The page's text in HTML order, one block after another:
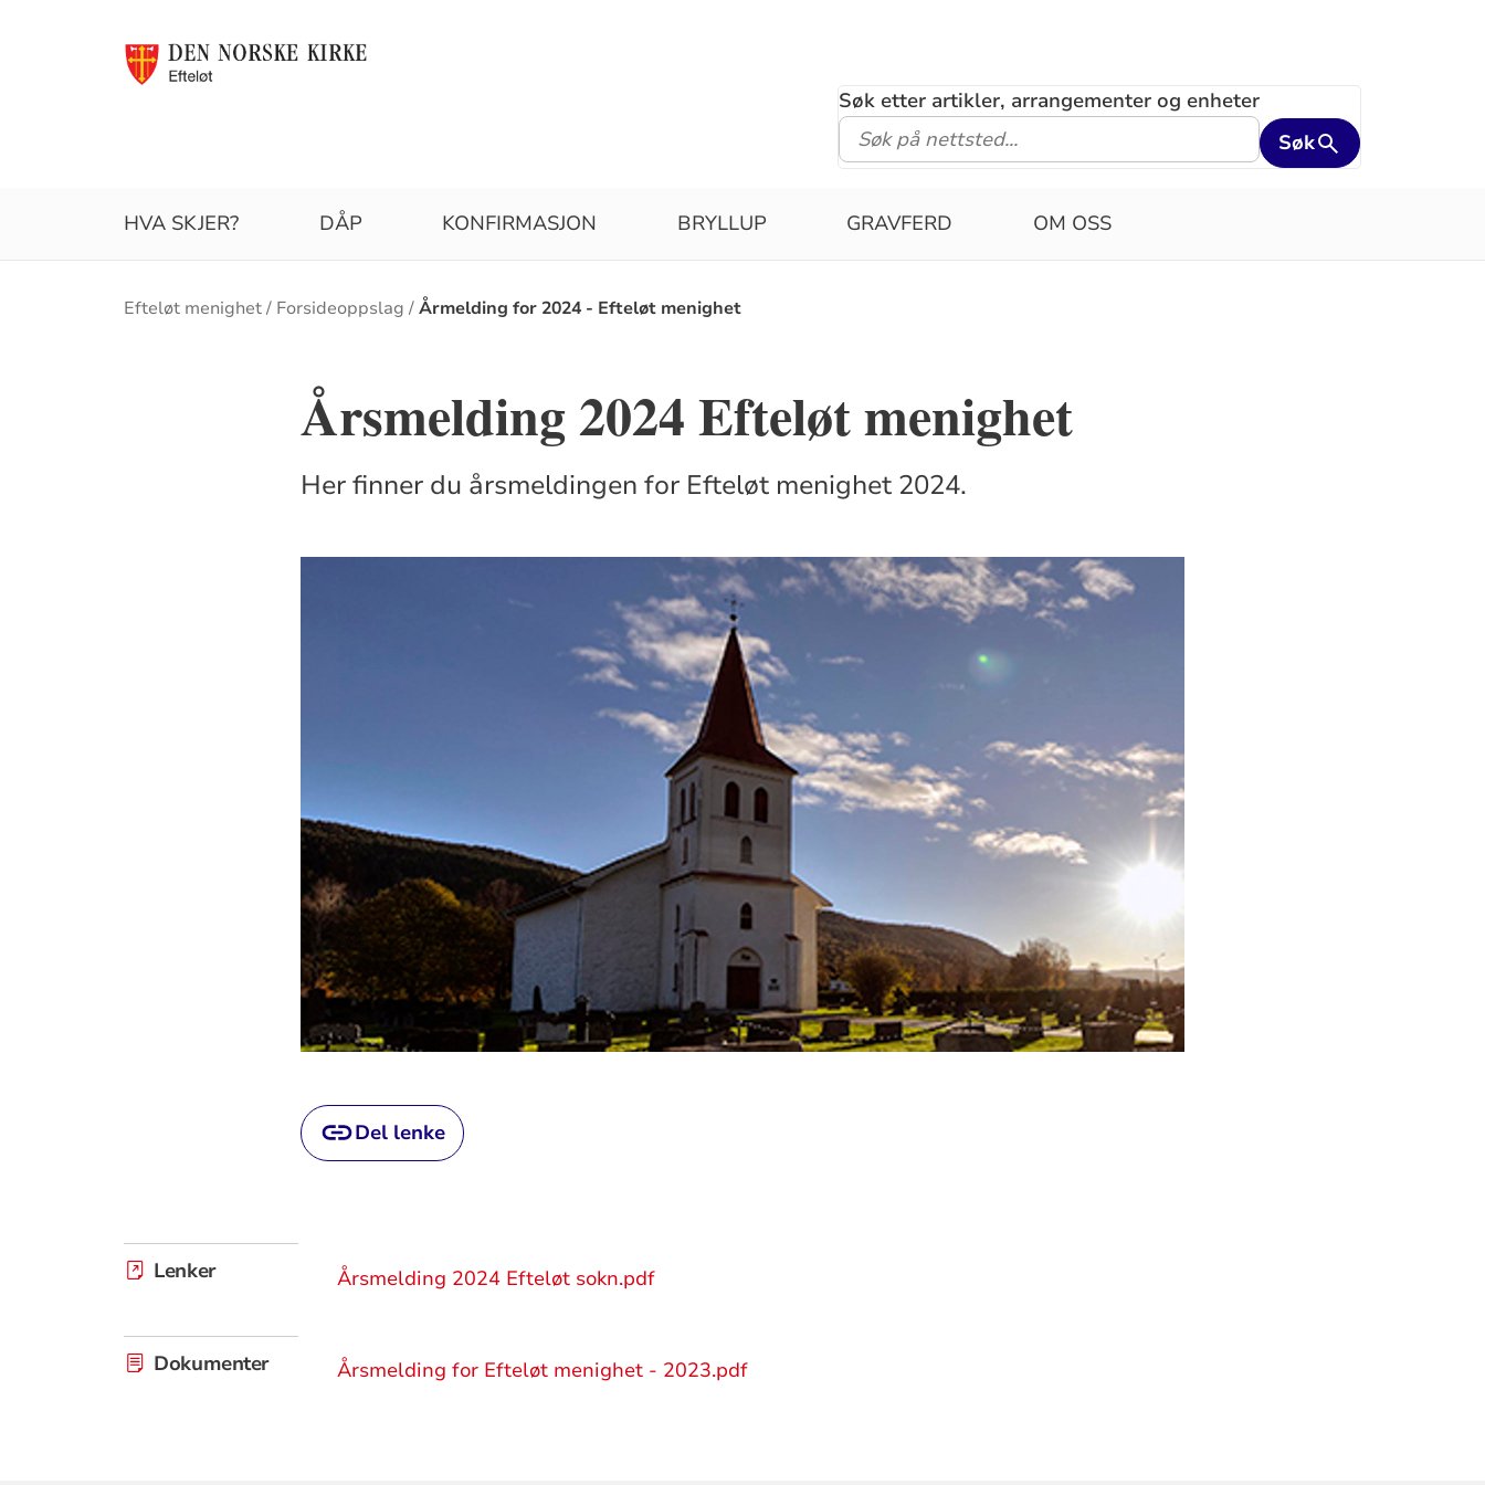
Søk etter artikler, arrangementer og enheter
Søk
HVA SKJER? DÅP KONFIRMASJON BRYLLUP GRAVFERD OM OSS
Brødsmulesti
Efteløt menighet Forsideoppslag Årmelding for 2024 - Efteløt menighet
Årsmelding 2024 Efteløt menighet
Her finner du årsmeldingen for Efteløt menighet 2024.
Del lenke
Lenker Årsmelding 2024 Efteløt sokn.pdf
Dokumenter Årsmelding for Efteløt menighet - 2023.pdf